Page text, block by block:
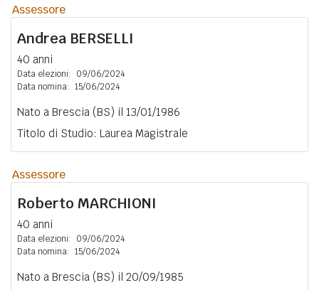
Assessore
Andrea BERSELLI
40 anni
Data elezioni:
09/06/2024
Data nomina: 15/06/2024
Nato a Brescia (BS) il 13/01/1986
Titolo di Studio: Laurea Magistrale
Assessore
Roberto MARCHIONI
40 anni
Data elezioni:
09/06/2024
Data nomina: 15/06/2024
Nato a Brescia (BS) il 20/09/1985